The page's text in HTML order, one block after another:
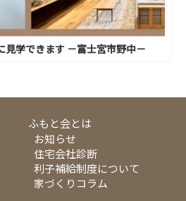
見学できます －富士宮市野中－
ふもと会とは
お知らせ
住宅会社診断
利子補給制度について
家づくりコラム